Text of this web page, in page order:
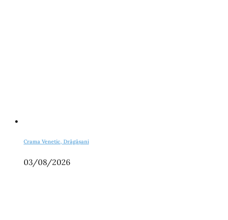
Crama Venetic, Drăgășani
03/08/2026